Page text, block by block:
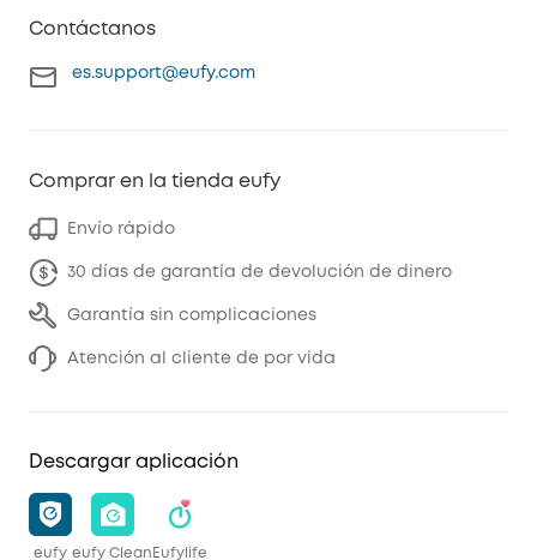
Contáctanos
es.support@eufy.com
Comprar en la tienda eufy
Envío rápido
30 días de garantía de devolución de dinero
Garantía sin complicaciones
Atención al cliente de por vida
Descargar aplicación
eufy eufy Clean Eufylife